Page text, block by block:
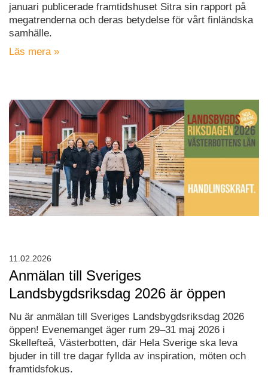
januari publicerade framtidshuset Sitra sin rapport på
megatrenderna och deras betydelse för vårt finländska
samhälle.
Läs mera »
Anmälan till Sveriges
Landsbygdsriksdag 2026 är öppen
Nu är anmälan till Sveriges Landsbygdsriksdag 2026
öppen! Evenemanget äger rum 29–31 maj 2026 i
Skellefteå, Västerbotten, där Hela Sverige ska leva
bjuder in till tre dagar fyllda av inspiration, möten och
framtidsfokus.
11.02.2026